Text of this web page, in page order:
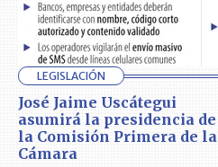
LEGISLACIÓN
José Jaime Uscátegui
asumirá la presidencia de
la Comisión Primera de la
Cámara